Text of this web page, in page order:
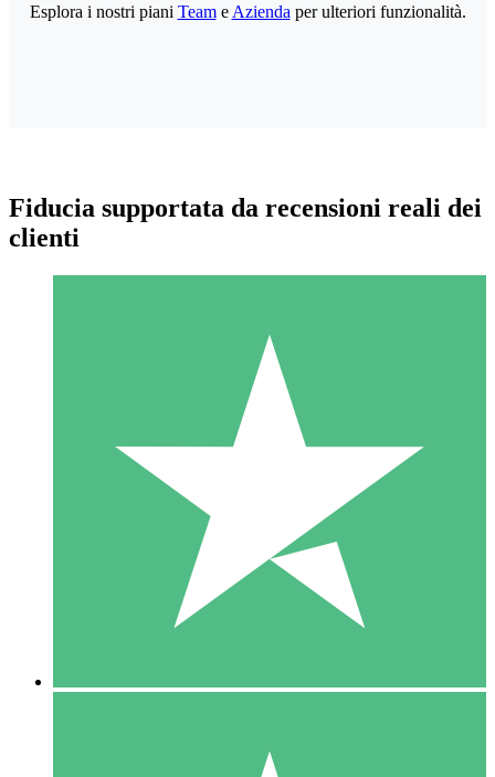
Pacchetti di Crediti Individuali
Paga a consumo con crediti di download. Nessun impegno
1 Download
10
US$1500
Esplora i nostri piani Teame Azienda per ulteriori funzionalità.
Fiducia supportata da recensioni reali dei
clienti